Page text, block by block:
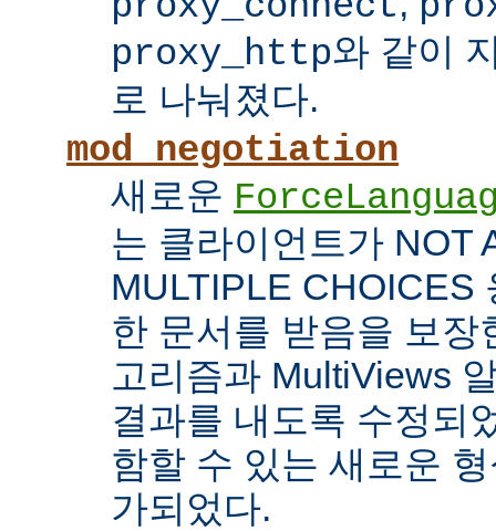
proxy_http와 같이
로 나눠졌다.
mod_negotiation
새로운
는 클라이언트가 NOT
MULTIPLE CHOICES
한 문서를 받음을 보장
고리즘과 MultiViews
결과를 내도록 수정되
함할 수 있는 새로운
가되었다.